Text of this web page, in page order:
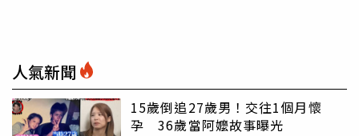
人氣新聞
15歲倒追27歲男！交往1個月懷
孕 36歲當阿嬤故事曝光